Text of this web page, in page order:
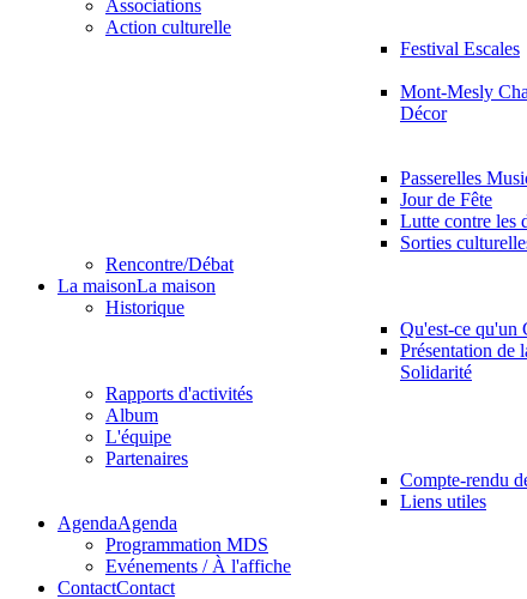
Associations
Action culturelle
Festival Escales
Mont-Mesly
Décor
Passerelles
Jour de Fête
Lutte contre les
Sorties
Rencontre/Débat
La maisonLa maison
Historique
Qu'est-ce qu'un
Présentation de
Solidarité
Rapports d'activités
Album
L'équipe
Partenaires
Compte-rendu
Liens utiles
AgendaAgenda
Programmation MDS
Evénements / À l'affiche
ContactContact